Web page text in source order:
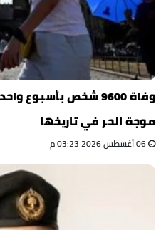
وفاة 9600 شخص
موجة الحر في تاريخها